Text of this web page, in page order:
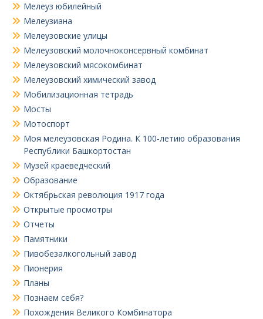
Мелеуз юбилейный
Мелеузиана
Мелеузовские улицы
Мелеузовский молочноконсервный комбинат
Мелеузовский мясокомбинат
Мелеузовский химический завод
Мобилизационная тетрадь
Мосты
Мотоспорт
Моя мелеузовская Родина. К 100-летию образования
Республики Башкортостан
Музей краеведческий
Образование
Октябрьская революция 1917 года
Открытые просмотры
Отчеты
Памятники
Пивобезалкогольный завод
Пионерия
Планы
Познаем себя?
Похождения Великого Комбинатора